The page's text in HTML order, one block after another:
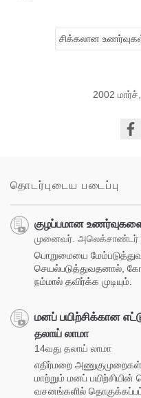
சிக்கலான
2002
தொடர்புடைய படைப்பு
குழப்பமான
முனைவர். அலெக்சாண்டர்
பொறுமையை
செயல்படுத்துவதனால்,
நம்மால் தவிர்க்க முடியும்.
மனப் பயிற்சிக்கான
தலாய் லாமா
14வது தலாய் லாமா
எதிர்மறை
மாற்றும் மனப்
வசனங்களில்